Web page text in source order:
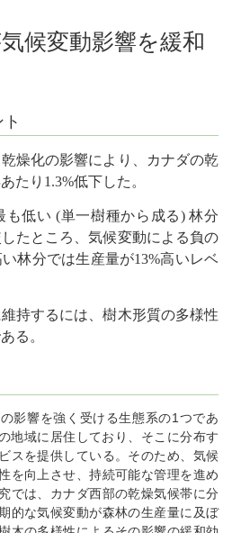
候変動影響を緩和
燥化の影響により、カナダの乾
たり1.3%低下した。
も低い (単一樹種から成る) 林分
たところ、気候変動による負の
林分では生産量が13%高いレベ
持するには、樹木形質の多様性
る。
影響を強く受ける生態系の1つであ
地域に居住しており、そこに分布す
スを提供している。そのため、気候
を向上させ、持続可能な管理を進め
では、カナダ西部の乾燥気候帯に分
的な気候変動が森林の生産量に及ぼ